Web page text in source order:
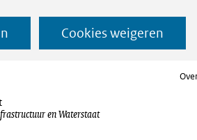
Cookies weigeren
en Waterstaat